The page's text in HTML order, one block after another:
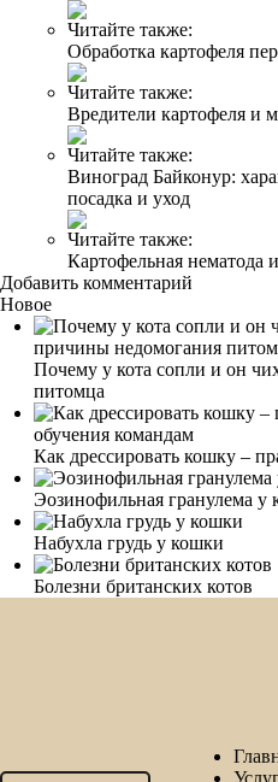
Читайте также:
Обработка картофеля
Читайте также:
Вредители картофеля и
Читайте также:
Виноград Байконур:
посадка и уход
Читайте также:
Картофельная нематода
Добавить комментарий
Новое
Почему у кота сопли и он
питомца
Как дрессировать кошку –
Эозинофильная гранулема у
Набухла грудь у кошки
Болезни британских котов